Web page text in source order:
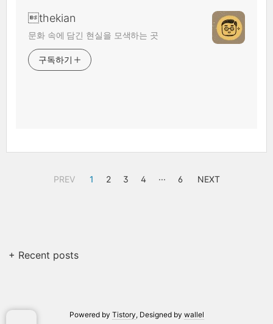
thekian
문화 속에 담긴 현실을 모색하는 곳
구독하기
PREV 1 2 3 4 ··· 6 NEXT
+ Recent posts
Powered by Tistory, Designed by wallel